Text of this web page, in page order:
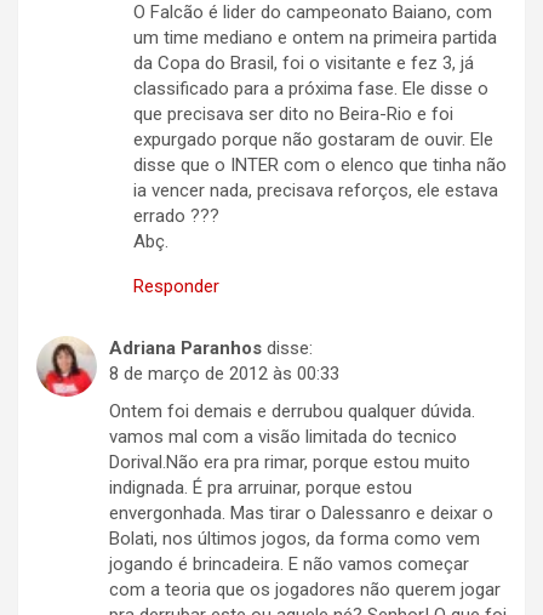
O Falcão é lider do campeonato Baiano, com
um time mediano e ontem na primeira partida
da Copa do Brasil, foi o visitante e fez 3, já
classificado para a próxima fase. Ele disse o
que precisava ser dito no Beira-Rio e foi
expurgado porque não gostaram de ouvir. Ele
disse que o INTER com o elenco que tinha não
ia vencer nada, precisava reforços, ele estava
errado ???
Abç.
Responder
Adriana Paranhos disse:
8 de março de 2012 às 00:33
Ontem foi demais e derrubou qualquer dúvida.
vamos mal com a visão limitada do tecnico
Dorival.Não era pra rimar, porque estou muito
indignada. É pra arruinar, porque estou
envergonhada. Mas tirar o Dalessanro e deixar o
Bolati, nos últimos jogos, da forma como vem
jogando é brincadeira. E não vamos começar
com a teoria que os jogadores não querem jogar